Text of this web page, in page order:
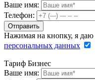
Ваше имя:
Телефон:
Нажимая на кнопку, я даю
персональных данных
Тариф Бизнес
Ваше имя: